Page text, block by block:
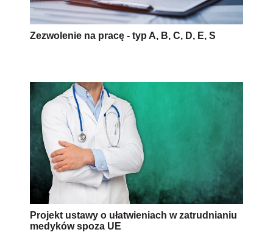
Zezwolenie na pracę - typ A, B, C, D, E, S
Projekt ustawy o ułatwieniach w zatrudnianiu
medyków spoza UE